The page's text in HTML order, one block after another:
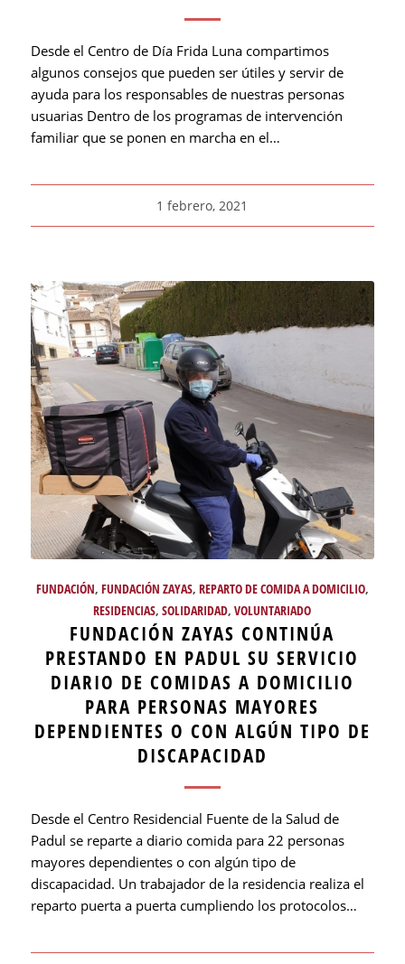
Desde el Centro de Día Frida Luna compartimos
algunos consejos que pueden ser útiles y servir de
ayuda para los responsables de nuestras personas
usuarias Dentro de los programas de intervención
familiar que se ponen en marcha en el…
1 febrero, 2021
FUNDACIÓN, FUNDACIÓN ZAYAS, REPARTO DE COMIDA A DOMICILIO,
RESIDENCIAS,SOLIDARIDAD,VOLUNTARIADO
FUNDACIÓN ZAYAS CONTINÚA
PRESTANDO EN PADUL SU SERVICIO
DIARIO DE COMIDAS A DOMICILIO
PARA PERSONAS MAYORES
DEPENDIENTES O CON ALGÚN TIPO DE
DISCAPACIDAD
Desde el Centro Residencial Fuente de la Salud de
Padul se reparte a diario comida para 22 personas
mayores dependientes o con algún tipo de
discapacidad. Un trabajador de la residencia realiza el
reparto puerta a puerta cumpliendo los protocolos…